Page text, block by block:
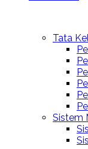
Tata
Sistem